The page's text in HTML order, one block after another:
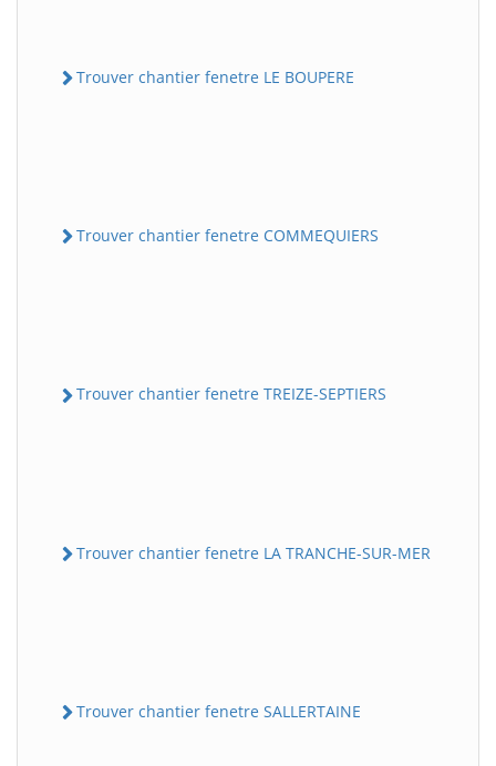
Trouver chantier fenetre LE BOUPERE
Trouver chantier fenetre COMMEQUIERS
Trouver chantier fenetre TREIZE-SEPTIERS
Trouver chantier fenetre LA TRANCHE-SUR-MER
Trouver chantier fenetre SALLERTAINE